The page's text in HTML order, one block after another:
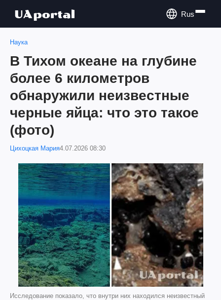
Rus
Наука
В Тихом океане на глубине
более 6 километров
обнаружили неизвестные
черные яйца: что это такое
(фото)
Цихоцкая Мария4.07.2026 08:30
Исследование показало, что внутри них находился неизвестный